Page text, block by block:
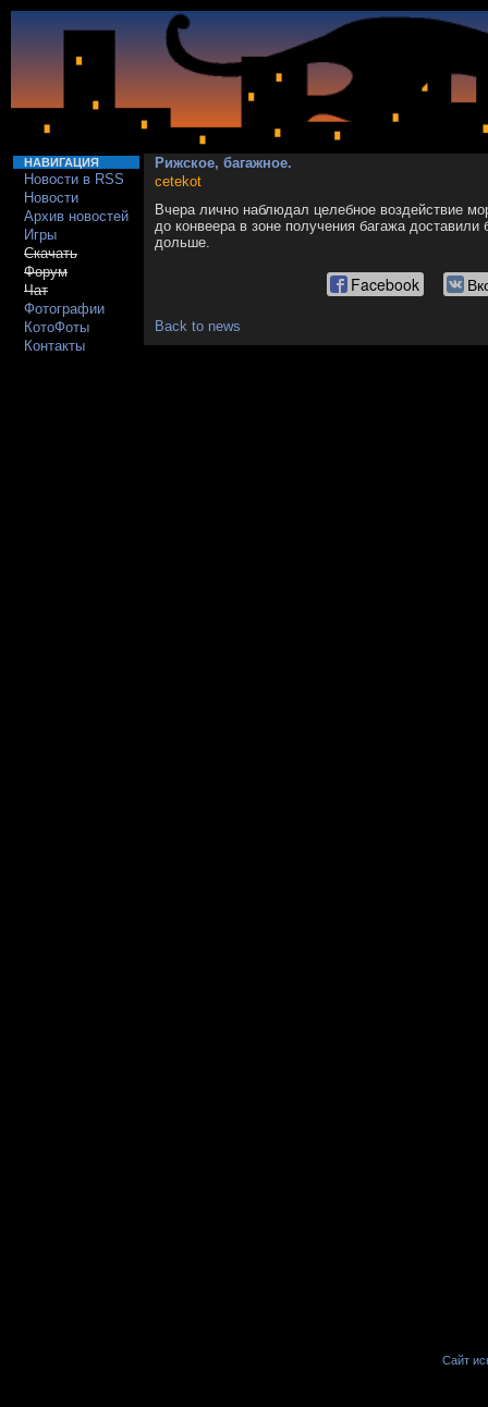
НАВИГАЦИЯ
Новости в RSS
Новости
Архив новостей
Игры
Скачать
Форум
Чат
Фотографии
КотоФоты
Контакты
Рижское, багажное.
cetekot
Вчера лично наблюдал целебное воздействие
до конвеера в зоне получения багажа
дольше.
Facebook
Back to news
Сайт